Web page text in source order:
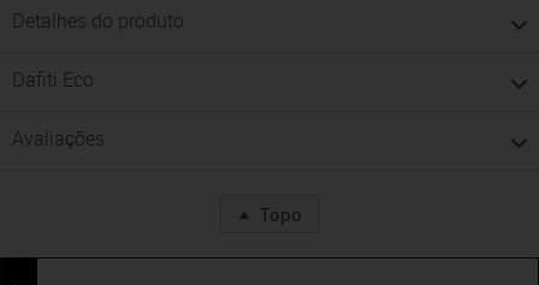
Detalhes do produto
Dafiti Eco
Avaliações
Topo